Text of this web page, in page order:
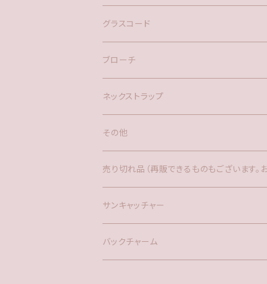
ネックレス
バックチャーム
グラスコード
ブローチ
ネックストラップ
その他
バックチャーム
時計
ファー
サンキャッチャー
売り切れ品（再販できるものもございます。
サンキャッチャー
バックチャーム